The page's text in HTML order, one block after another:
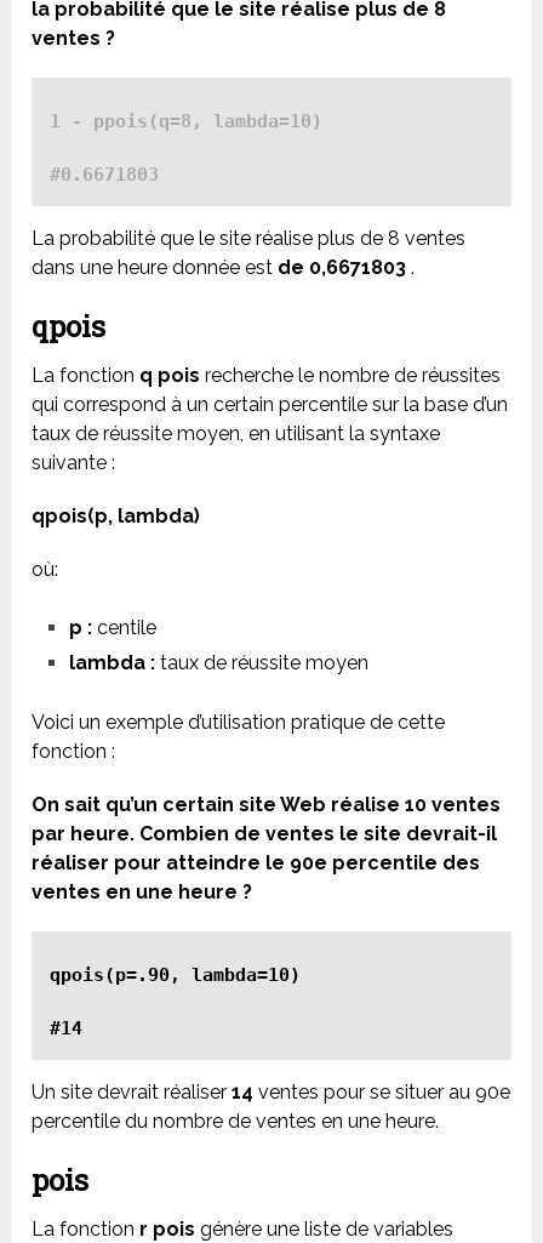
la probabilité que le site réalise plus de 8
ventes ?
1 - ppois(q=8, lambda=10)
#0.6671803
La probabilité que le site réalise plus de 8 ventes
dans une heure donnée est de 0,6671803 .
qpois
La fonction q pois recherche le nombre de réussites
qui correspond à un certain percentile sur la base d’un
taux de réussite moyen, en utilisant la syntaxe
suivante :
qpois(p, lambda)
où:
p :centile
lambda :taux de réussite moyen
Voici un exemple d’utilisation pratique de cette
fonction :
On sait qu’un certain site Web réalise 10 ventes
par heure. Combien de ventes le site devrait-il
réaliser pour atteindre le 90e percentile des
ventes en une heure ?
qpois(p=.90, lambda=10)
Un site devrait réaliser14 ventes pour se situer au 90e
percentile du nombre de ventes en une heure.
pois
La fonction r pois génère une liste de variables